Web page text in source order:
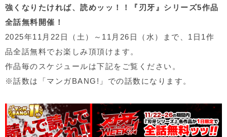
強くなりたければ、読めッッ！！『刃牙』シリーズ5作品
全話無料開催！
2025年11月22日（土）～11月26日（水）まで、1日1作
品全話無料でお楽しみ頂頂けます。
作品毎のスケジュールは下記をご覧ください。
※話数は「マンガBANG!」での話数になります。